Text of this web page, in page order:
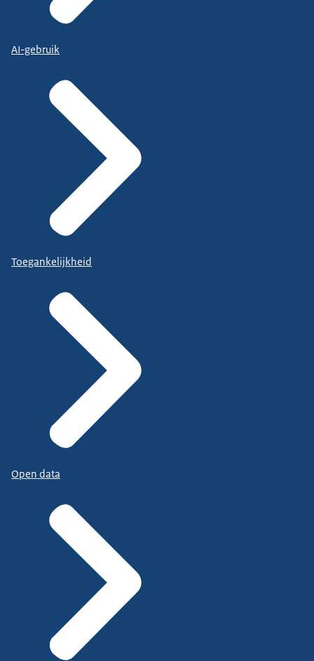
AI-gebruik
Toegankelijkheid
Open data